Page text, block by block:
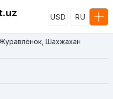
USD RU
Шахжахан